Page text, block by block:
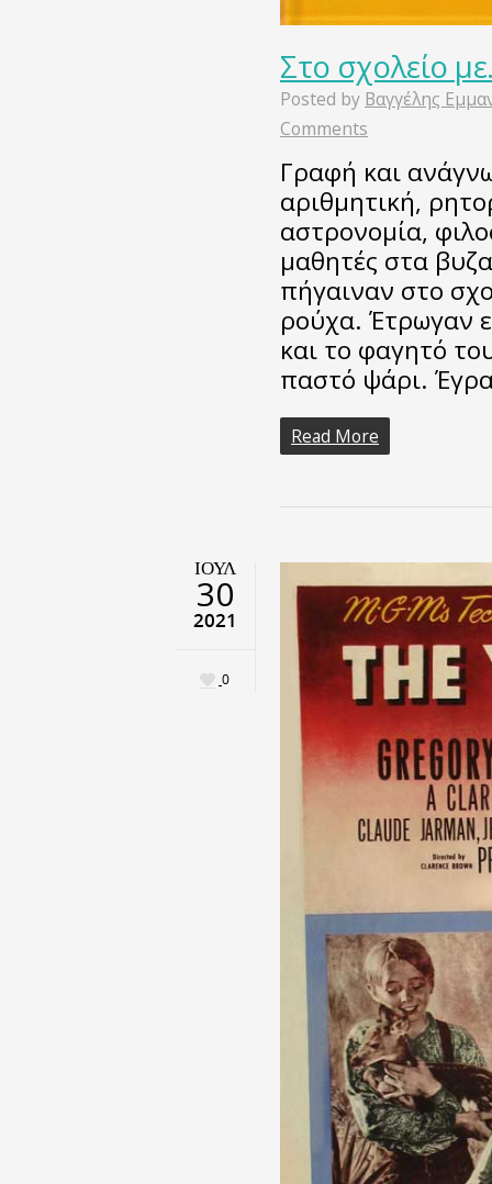
Στο σχολείο
Posted by Βαγγέλης
Comments
Γραφή και
αριθμητική,
αστρονομία,
μαθητές στα
πήγαιναν στο
ρούχα. Έτρωγαν
και το φαγητό
παστό ψάρι.
Read More
ΙΟΎΛ
30
2021
0